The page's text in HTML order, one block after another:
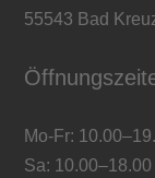
55543 Bad
Mo-Fr:
Sa: